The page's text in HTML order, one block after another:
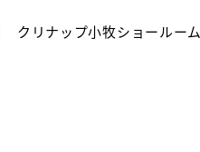
クリナップ小牧ショールーム